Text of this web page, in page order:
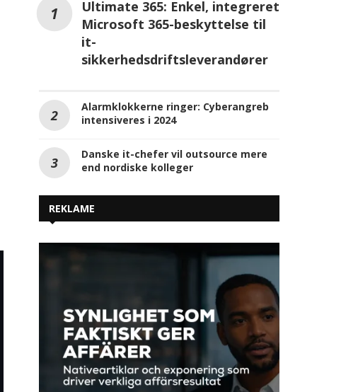
Ultimate 365: Enkel, integreret
Microsoft 365-beskyttelse til
it-
sikkerhedsdriftsleverandører
Alarmklokkerne ringer: Cyberangreb
intensiveres i 2024
Danske it-chefer vil outsource mere
end nordiske kolleger
REKLAME